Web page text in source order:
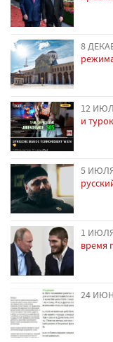
8
12
и
5
1
время
24